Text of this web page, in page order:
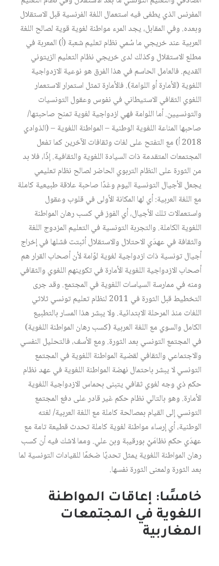
المفرنس الذي يطغى فيه استعمال اللغة الفرنسية قبل الاستقلال
وبعده. وفي المقابل، يجد المرء مواطنة لغوية قوية لصالح اللغة
العربية عند خريجي ما سُمي نظام تعليم شعبة (أ) المعربة في
مطلع الاستقلال وكذلك لدى خريجي نظام التعليم الزيتوني
القديم. فالعامل الحاسم في هذا الفرق هو نوعية الازدواجية
اللغوية (الأمارة أو اللوامة). فالأمارة تمثل استمرار الاستعمار
اللغوي الثقافي الاستيطاني في نفوس وعقول التونسيات
والتونسيين. أما اللوامة فهي ازدواجية لغوية تمنح صاحبتها/
صاحبها المناعة اللغوية الوطنية – المواطنة اللغوية – (الذوادي
2018 أ) مع التفتح على لغات وثقافات الآخرين كما تفعل
المجتمعات المتقدمة ذات السيادة اللغوية والثقافية. إذًا، فلا بد
من الثورة على النظام التربوي الحاضر لصالح نظام تعليمي
يجعل الأجيال التونسية اليوم وغدًا صاحبة علاقة طبيعية كاملة
مع اللغة العربية: أي لها المكانة الأولى في قلوب وعقول
واستعمالات تلك الأجيال، أي الفوز في كسب رهان المواطنة
اللغوية الكاملة. والتجربة التونسية في التعليم المزدوج اللغة
والثقافة في عهدَي الاحتلال والاستقلال أثبتت فشلها في إخراج
أجيال تونسية ذات ازدواجية لغوية لوّامة لأن أصحاب القرار هم
أصحاب الازدواجية اللغوية الأمارة في تكوينهم اللغوي والثقافي
ومنه في ممارسة السياسات اللغوية في المجتمع. وقد جرى
التخطيط قبل الثورة في 2011 لنظام تعليم تونسي ثلاثي
اللغات منذ المرحلة الابتدائية. ولا يبشر هذا المسار بالتطبيع
الكامل والسوي مع اللغة العربية (كسب رهان المواطنة اللغوية)
في المجتمع التونسي بعد الثورة. ومع الأسف، فالتحليل النفسي
والاجتماعي والثقافي لقضية المواطنة اللغوية في المجتمع
التونسي لا يبشر باحتمال نهضة المواطنة اللغوية في عهد نظام
حكم ذي وجه لغوي ثقافي يتبنى بحماس الازدواجية اللغوية
الأمارة. وهو بالتالي نظام حكم غير قادر على دفع المجتمع
التونسي إلى القيام بمصالحة كاملة مع اللغة العربية/ لغته
الوطنية، أي إرساء مواطنة لغوية كاملة تحدث قطيعة تامة مع
عهدَي حكم نظامَيْ بورقيبة وبن علي. ومما لاشك فيه أن كسب
رهان المواطنة اللغوية يمثل تحديًا ضخمًا للقيادات التونسية لما
بعد الثورة ولمعنى الثورة نفسها.
خامسًا: إعاقات المواطنة
اللغوية في المجتمعات
المغاربية